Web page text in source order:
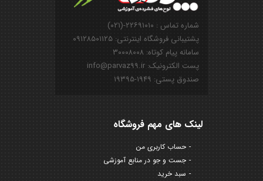
شماره تماس : ۲۲۶۹۱۰۱۰-(۰۲۱)
پشتیبانی فروشگاه اینترنتی: ۰۹۱۲۸۵۰۱۱۲۵
سامانه پیام کوتاه: ۳۰۰۰۸۰۰۸
پست الکترونیک: info@parvaz99.ir
صندوق پستی: ۱۹۴۹-۱۹۳۹۵
لینک های مهم فروشگاه
حساب کاربری من
جست و جو در منابع آموزشی
سبد خرید